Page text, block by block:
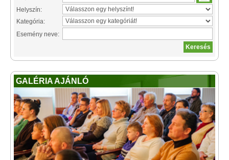
Helyszín:
Kategória:
Esemény neve:
GALÉRIA AJÁNLÓ